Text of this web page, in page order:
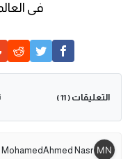
فى
التعليقات ( 11 )
MohamedAhmed Nasr